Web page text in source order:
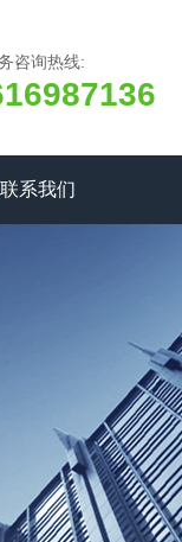
咨询热线:
联系我们